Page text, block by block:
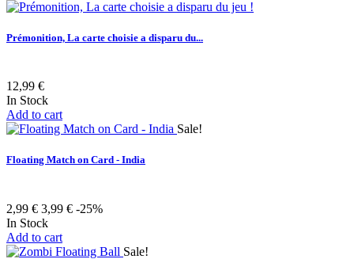
Prémonition, La carte choisie a disparu du...
12,99 €
In Stock
Add to cart
Sale!
Floating Match on Card - India
2,99 € 3,99 € -25%
In Stock
Add to cart
Sale!